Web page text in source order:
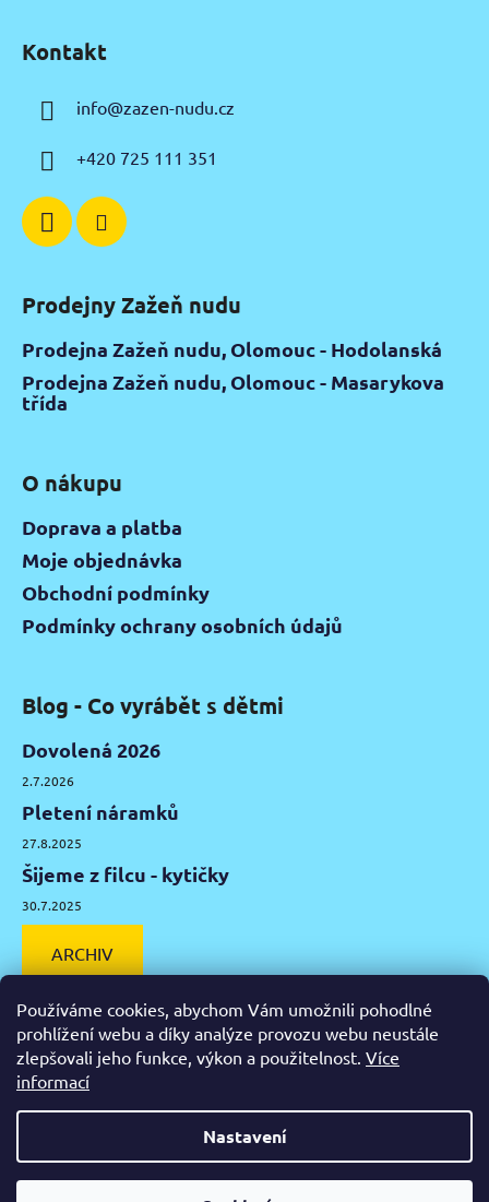
Používáme cookies, abychom Vám umožnili pohodlné
prohlížení webu a díky analýze provozu webu neustále
zlepšovali jeho funkce, výkon a použitelnost. Více
informací
Nastavení
Kontakt
info@zazen-nudu.cz
+420 725 111 351
Prodejny Zažeň nudu
Prodejna Zažeň nudu, Olomouc - Hodolanská
Prodejna Zažeň nudu, Olomouc - Masarykova
třída
O nákupu
Doprava a platba
Moje objednávka
Obchodní podmínky
Podmínky ochrany osobních údajů
Blog - Co vyrábět s dětmi
Dovolená 2026
2.7.2026
Pletení náramků
27.8.2025
Šijeme z filcu - kytičky
30.7.2025
ARCHIV
Facebook
Vytvořil Shoptet